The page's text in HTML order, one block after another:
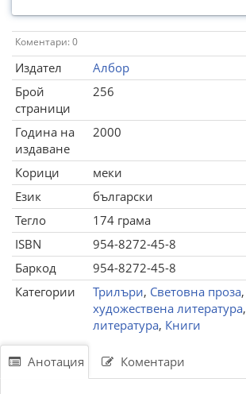
Коментари: 0
Издател
Албор
Брой
страници
256
Година на
издаване
2000
Корици
меки
Език
български
Тегло
174 грама
ISBN
954-8272-45-8
Баркод
954-8272-45-8
Категории
Трилъри, Световна проза,
художествена литература,
литература, Книги
Анотация Коментари